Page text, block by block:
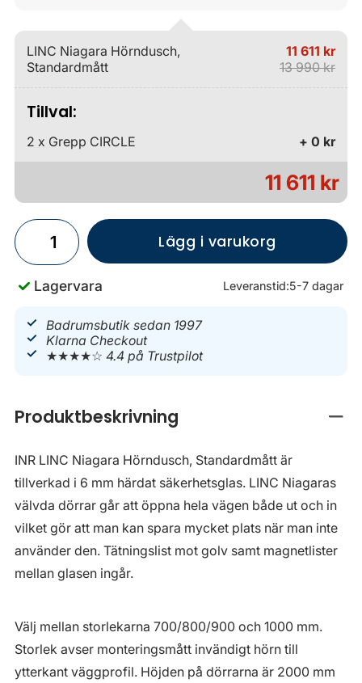
LINC Niagara Hörndusch,
Standardmått
11 611 kr
13 990 kr
Tillval:
2 x Grepp CIRCLE + 0 kr
11 611 kr
Lägg i varukorg
Lagervara Leveranstid:5-7 dagar
Badrumsbutik sedan 1997
Klarna Checkout
★★★★☆4.4 på Trustpilot
Produktbeskrivning
INR LINC Niagara Hörndusch, Standardmått är
tillverkad i 6 mm härdat säkerhetsglas. LINC Niagaras
välvda dörrar går att öppna hela vägen både ut och in
vilket gör att man kan spara mycket plats när man inte
använder den. Tätningslist mot golv samt magnetlister
mellan glasen ingår.
Välj mellan storlekarna 700/800/900 och 1000 mm.
Storlek avser monteringsmått invändigt hörn till
ytterkant väggprofil. Höjden på dörrarna är 2000 mm